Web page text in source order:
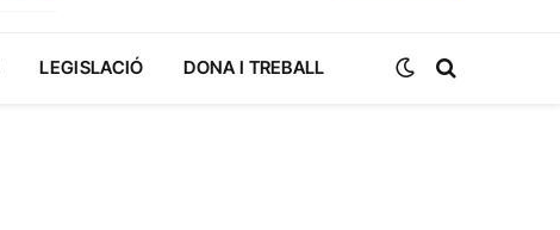
LEGISLACIÓ DONA I TREBALL